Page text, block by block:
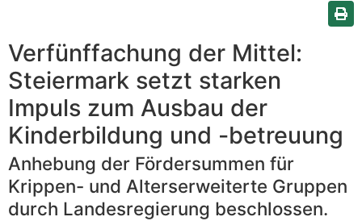
Verfünffachung der Mittel:
Steiermark setzt starken
Impuls zum Ausbau der
Kinderbildung und -betreuung
Anhebung der Fördersummen für
Krippen- und Alterserweiterte Gruppen
durch Landesregierung beschlossen.